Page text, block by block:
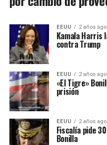
EEUU 2 años ago
Kamala Harris
contra Trump
EEUU 2 años ago
«El Tigre»
prisión
EEUU 2 años ago
Fiscalía pide
Bonilla